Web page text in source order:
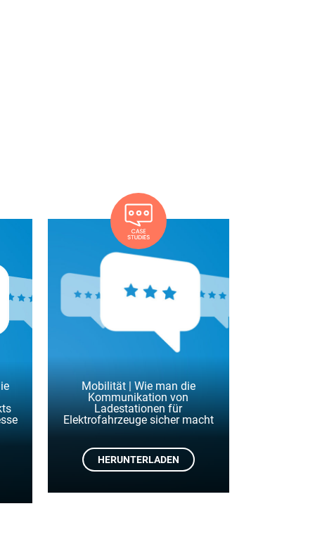
Mobilität | Wie man die
Kommunikation von
Ladestationen für
Elektrofahrzeuge sicher macht
HERUNTERLADEN